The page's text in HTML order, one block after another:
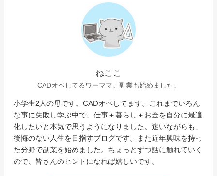
ねここ
CADオペしてるワーママ。副業も始めました。
小学生2人の母です。CADオペしてます。これまでいろん
な事に失敗し学ぶ中で、仕事＋暮らし＋お金を自分に最適
化したいと本気で思うようになりました。迷いながらも、
後悔のない人生を目指すブログです。また近年興味を持っ
た分野で副業を始めました。ちょっとずつ話に触れていく
ので、皆さんのヒントになれば嬉しいです。